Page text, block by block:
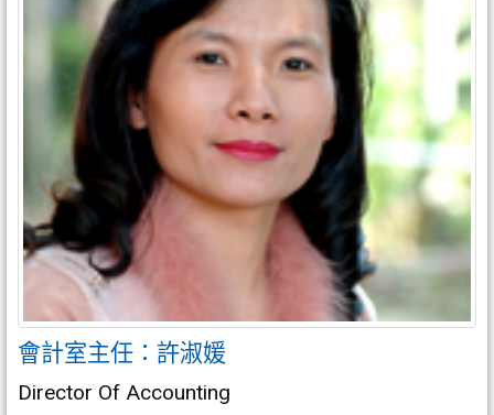
會計室主任：許淑媛
Director Of Accounting